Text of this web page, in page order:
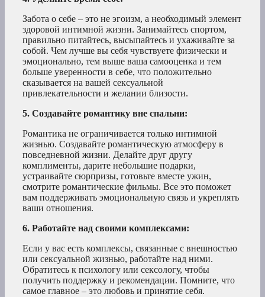
Забота о себе – это не эгоизм, а необходимый элемент
здоровой интимной жизни. Занимайтесь спортом,
правильно питайтесь, высыпайтесь и ухаживайте за
собой. Чем лучше вы себя чувствуете физически и
эмоционально, тем выше ваша самооценка и тем
больше уверенности в себе, что положительно
сказывается на вашей сексуальной
привлекательности и желании близости.
5. Создавайте романтику вне спальни:
Романтика не ограничивается только интимной
жизнью. Создавайте романтическую атмосферу в
повседневной жизни. Делайте друг другу
комплименты, дарите небольшие подарки,
устраивайте сюрпризы, готовьте вместе ужин,
смотрите романтические фильмы. Все это поможет
вам поддерживать эмоциональную связь и укреплять
ваши отношения.
6. Работайте над своими комплексами:
Если у вас есть комплексы, связанные с внешностью
или сексуальной жизнью, работайте над ними.
Обратитесь к психологу или сексологу, чтобы
получить поддержку и рекомендации. Помните, что
самое главное – это любовь и принятие себя.